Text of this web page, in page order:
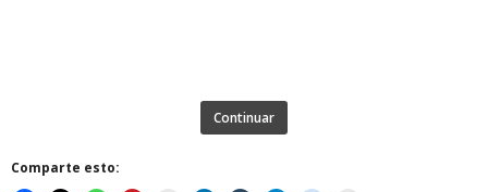
Continuar
Comparte esto: